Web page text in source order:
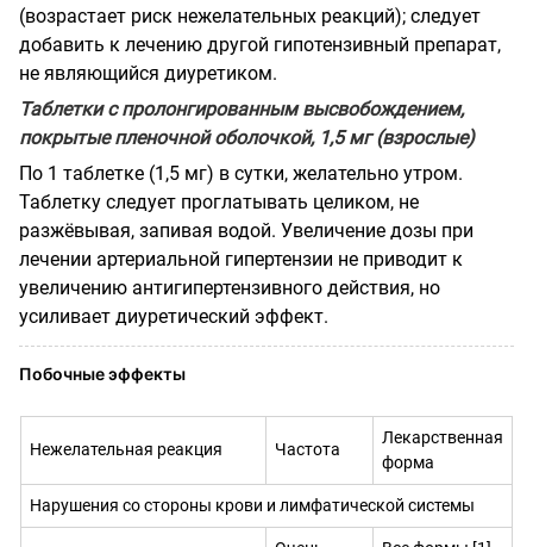
(возрастает риск нежелательных реакций); следует
добавить к лечению другой гипотензивный препарат,
не являющийся диуретиком.
Таблетки с пролонгированным высвобождением,
покрытые пленочной оболочкой, 1,5 мг (взрослые)
По 1 таблетке (1,5 мг) в сутки, желательно утром.
Таблетку следует проглатывать целиком, не
разжёвывая, запивая водой. Увеличение дозы при
лечении артериальной гипертензии не приводит к
увеличению антигипертензивного действия, но
усиливает диуретический эффект.
Побочные эффекты
Нежелательная реакция Частота
Лекарственная
форма
Нарушения со стороны крови и лимфатической системы